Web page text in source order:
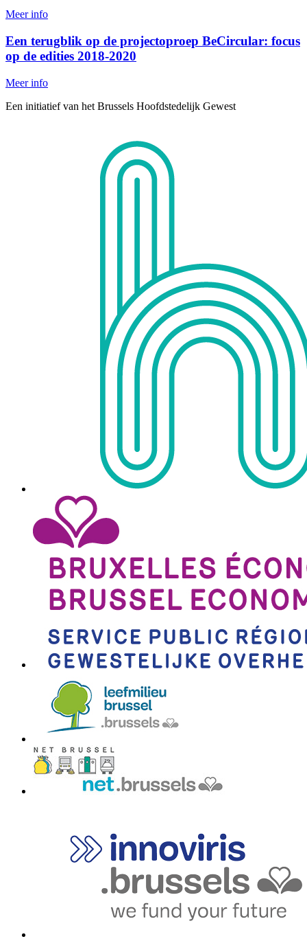
Meer info
Een terugblik op de projectoproep BeCircular: focus
op de edities 2018-2020
Meer info
Een initiatief van het Brussels Hoofdstedelijk Gewest